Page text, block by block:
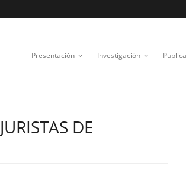
Presentación Investigación
DE